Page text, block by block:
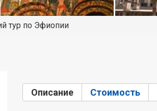
тур по Эфиопии
Описание (активная
Стоимость